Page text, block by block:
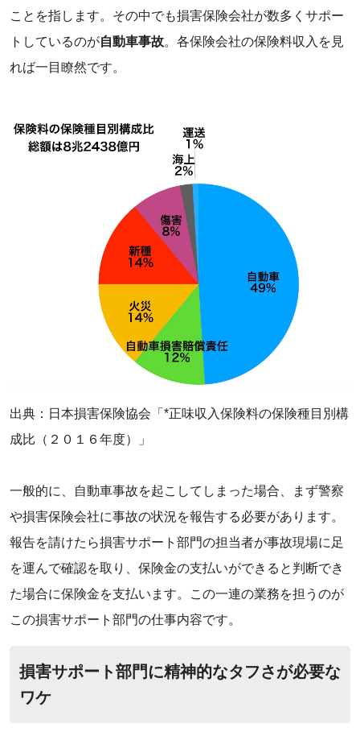
ことを指します。その中でも損害保険会社が数多くサポー
トしているのが自動車事故。各保険会社の保険料収入を見
れば一目瞭然です。
‌出典：日本損害保険協会「*正味収入保険料の保険種目別構
成比（２０１６年度）」‌
‌一般的に、自動車事故を起こしてしまった場合、まず警察
や損害保険会社に事故の状況を報告する必要があります。
報告を請けたら損害サポート部門の担当者が事故現場に足
を運んで確認を取り、保険金の支払いができると判断でき
た場合に保険金を支払います。‌この一連の業務を担うのが
この損害サポート部門の仕事内容です。
‌損害サポート部門に精神的なタフさが必要な
ワケ